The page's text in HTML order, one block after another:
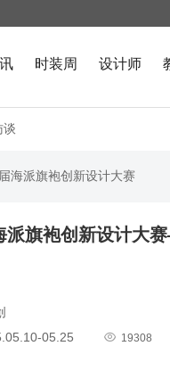
时装周 设计师
谈
海派旗袍创新设计大赛
派旗袍创新设计大
05.25
 19308